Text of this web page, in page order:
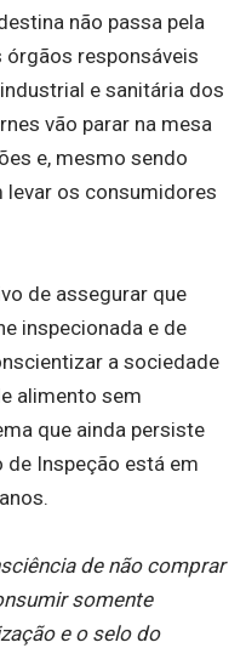
não passa pela
órgãos responsáveis
e sanitária dos
vão parar na mesa
e, mesmo sendo
levar os consumidores
de assegurar que
inspecionada e de
a sociedade
alimento sem
que ainda persiste
de Inspeção está em
de não comprar
somente
e o selo do